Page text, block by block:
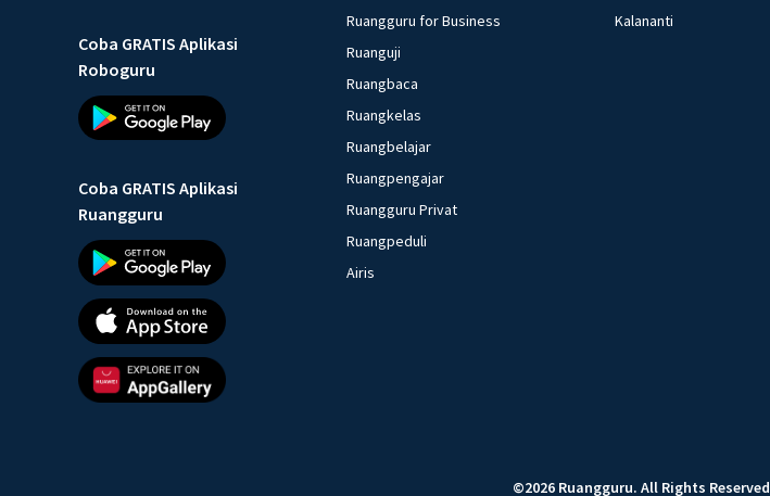
Coba GRATIS Aplikasi
Roboguru
Coba GRATIS Aplikasi
Ruangguru
Ruangguru for Business
Ruanguji
Ruangbaca
Ruangkelas
Ruangbelajar
Ruangpengajar
Ruangguru Privat
Ruangpeduli
Airis
Kalananti
©2026 Ruangguru. All Rights Reserved